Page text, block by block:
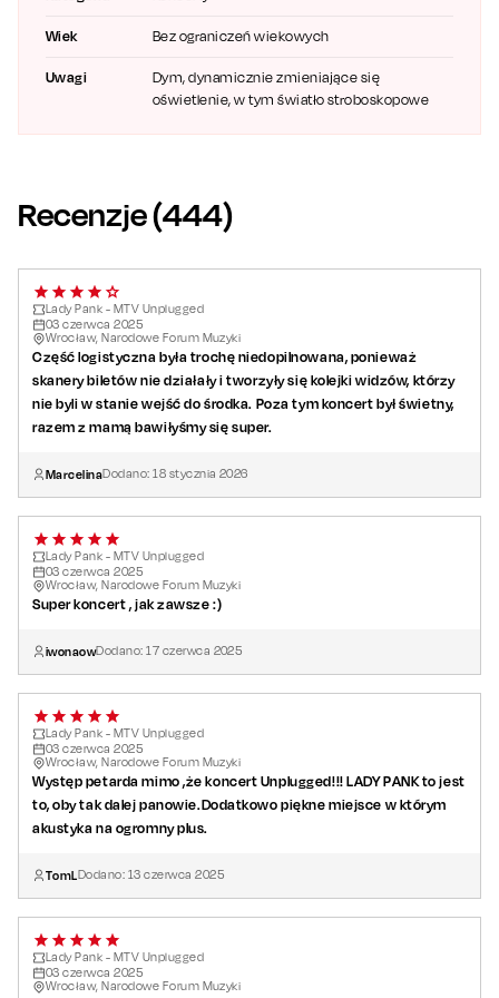
Wiek Bez ograniczeń wiekowych
Uwagi
Dym, dynamicznie zmieniające się
oświetlenie, w tym światło stroboskopowe
nową muzyczną energię. Odchodzą oni od standardowych
aby zaprezentować ich akustyczne aranżacje.
Recenzje (444)
Lady Pank - MTV Unplugged
03 czerwca 2025
Wrocław, Narodowe Forum Muzyki
Część logistyczna była trochę niedopilnowana, ponieważ
skanery biletów nie działały i tworzyły się kolejki widzów, którzy
nie byli w stanie wejść do środka. Poza tym koncert był świetny,
razem z mamą bawiłyśmy się super.
MarcelinaDodano:18 stycznia 2026
Lady Pank - MTV Unplugged
03 czerwca 2025
Wrocław, Narodowe Forum Muzyki
Super koncert , jak zawsze :)
iwonaowDodano:17 czerwca 2025
Lady Pank - MTV Unplugged
03 czerwca 2025
Wrocław, Narodowe Forum Muzyki
Występ petarda mimo ,że koncert Unplugged!!! LADY PANK to jest
to, oby tak dalej panowie.Dodatkowo piękne miejsce w którym
akustyka na ogromny plus.
TomLDodano: 13 czerwca 2025
Lady Pank - MTV Unplugged
03 czerwca 2025
Wrocław, Narodowe Forum Muzyki